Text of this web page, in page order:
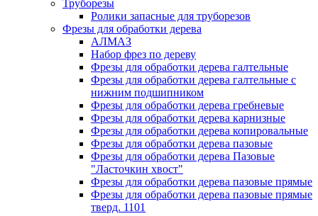
Труборезы
Ролики запасные для труборезов
Фрезы для обработки дерева
АЛМАЗ
Набор фрез по дереву
Фрезы для обработки дерева галтельные
Фрезы для обработки дерева галтельные с
нижним подшипником
Фрезы для обработки дерева гребневые
Фрезы для обработки дерева карнизные
Фрезы для обработки дерева копировальные
Фрезы для обработки дерева пазовые
Фрезы для обработки дерева Пазовые
"Ласточкин хвост"
Фрезы для обработки дерева пазовые прямые
Фрезы для обработки дерева пазовые прямые
тверд. 1101